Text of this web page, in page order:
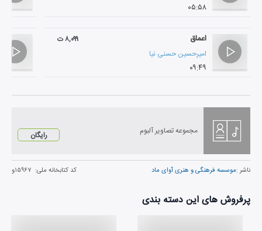
۰۵:۵۸
اعماق
امیرحسین حسنی نیا
۰۹:۴۹
۸,۰۹۹ ت
مجموعه تصاویر آلبوم رایگان
ناشر :موسسه فرهنگی و هنری آوای ماد کد کتابخانه ملی: ۱۵۹۶۷و
پرفروش های این دسته بندی